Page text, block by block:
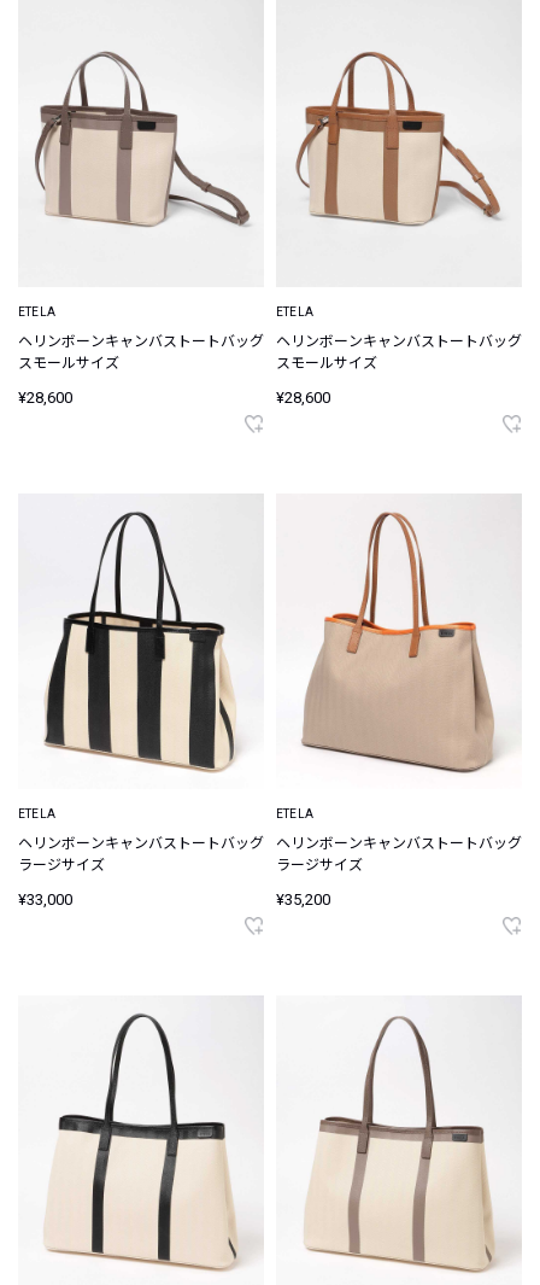
ETELA
ヘリンボーンキャンバストートバッグ
スモールサイズ
¥28,600
ETELA
ヘリンボーンキャンバストートバッグ
スモールサイズ
¥28,600
ETELA
ヘリンボーンキャンバストートバッグ
ラージサイズ
¥33,000
ETELA
ヘリンボーンキャンバストートバッグ
ラージサイズ
¥35,200